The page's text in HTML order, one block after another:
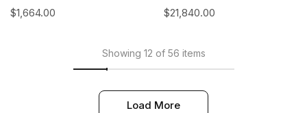
$1,664.00 $21,840.00
Showing 12 of 56 items
Load More